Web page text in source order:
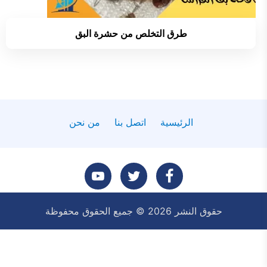
طرق التخلص من حشرة البق
الرئيسية اتصل بنا من نحن
تابعنا
على
تابعنا
على
تابعنا
على حقوق النشر 2026 © جميع الحقوق محفوظة